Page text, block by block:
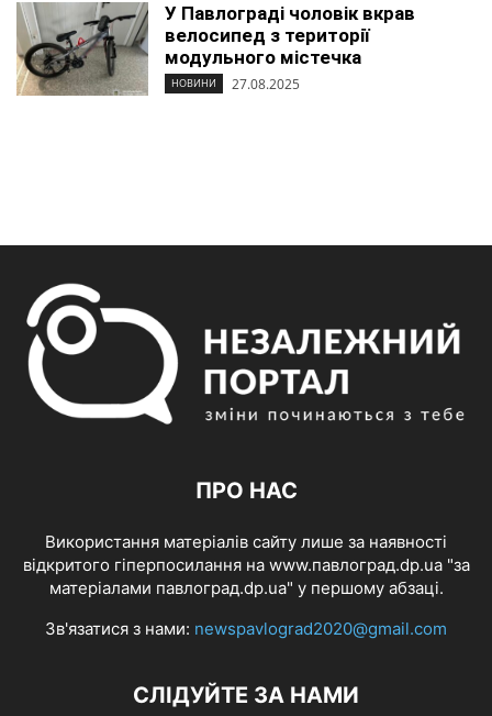
У Павлограді чоловік вкрав
велосипед з території
модульного містечка
НОВИНИ 27.08.2025
ПРО НАС
Використання матеріалів сайту лише за наявності
відкритого гіперпосилання на www.павлоград.dp.ua "за
матеріалами павлоград.dp.ua" у першому абзаці.
Зв'язатися з нами: newspavlograd2020@gmail.com
СЛІДУЙТЕ ЗА НАМИ